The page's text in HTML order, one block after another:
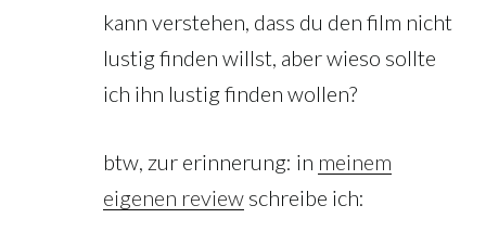
kann verstehen, dass du den film nicht
lustig finden willst, aber wieso sollte
ich ihn lustig finden wollen?
btw, zur erinnerung: in meinem
eigenen review schreibe ich: